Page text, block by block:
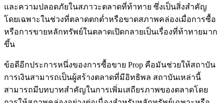
และความปลอดภัยในสภาวะตลาดที่ท้าทาย ซึ่งเป็นสิ่งสำคัญ
โดยเฉพาะในช่วงที่ตลาดตกต่ำหรือขาดสภาพคล่องเมื่อการซื้อ
หรือการขายหลักทรัพย์ในตลาดเปิดกลายเป็นเรื่องที่ท้าทายมาก
ขึ้น
ข้อดีอีกประการหนึ่งของการซื้อขาย Prop คือมันช่วยให้สถาบัน
การเงินสามารถเป็นผู้สร้างตลาดที่มีอิทธิพล สถาบันเหล่านี้
สามารถมีบทบาทสำคัญในการเพิ่มเสถียรภาพของตลาดโดย